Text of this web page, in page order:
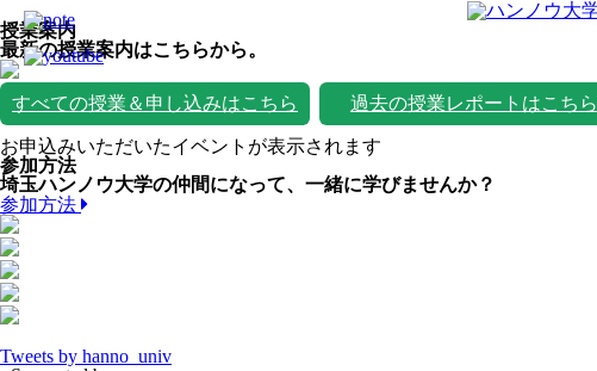
授業案内
最新の授業案内はこちらから。
すべての授業＆申し込みはこちら 過去の授業レポートはこちら
お申込みいただいたイベントが表示されます
参加方法
埼玉ハンノウ大学の仲間になって、一緒に学びませんか？
参加方法
Tweets by hanno_univ